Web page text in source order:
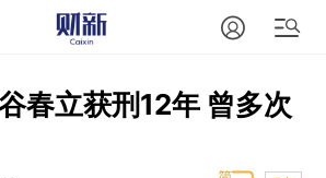
春立获刑12年 曾多次